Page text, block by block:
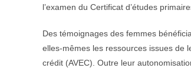
l’examen du Certificat d’études
Des témoignages des femmes
elles-mêmes les ressources issues de
crédit (AVEC). Outre leur